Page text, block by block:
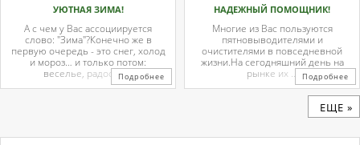
УЮТНАЯ ЗИМА!
А с чем у Вас ассоциируется
слово: "Зима"?Конечно же в
первую очередь - это снег, холод
и мороз… и только потом:
веселье, радость ...Подробнее
НАДЕЖНЫЙ ПОМОЩНИК!
Многие из Вас пользуются
пятновыводителями и
очистителями в повседневной
жизни.На сегодняшний день на
рынке их ... Подробнее
ЕЩЕ »